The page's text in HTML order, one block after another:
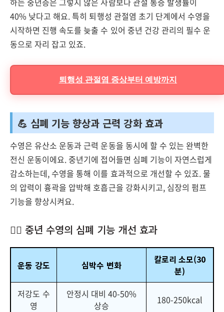
40% 낮다고 해요. 특히 퇴행성 관절염 초기 단계에서 수영을
시작하면 진행 속도를 늦출 수 있어 중년 건강 관리의 필수 운
동으로 자리 잡고 있죠.
퇴행성 관절염 증상부터 예방까지
💪 심폐 기능 향상과 근력 강화 효과
수영은 유산소 운동과 근력 운동을 동시에 할 수 있는 완벽한
전신 운동이에요. 중년기에 접어들면 심폐 기능이 자연스럽게
감소하는데, 수영을 통해 이를 효과적으로 개선할 수 있죠. 물
의 압력이 흉곽을 압박해 호흡근을 강화시키고, 심장의 펌프
기능을 향상시켜요.
🏊‍♀️ 중년 수영의 심폐 기능 개선 효과
운동 강도 심박수 변화
칼로리 소모(30
분)
저강도 수
영
안정시 대비 40-50%
상승
180-250kcal